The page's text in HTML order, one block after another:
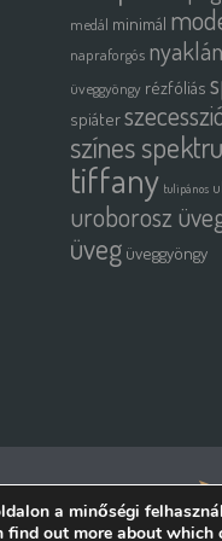
medál minimál
napraforgós
üveggyöngy rézfóliás
spiáter
színes
tiffany tulipános
uroborosz
üveg üveggyöngy
készítette és üzemelteti:
a minőségi
find out more about